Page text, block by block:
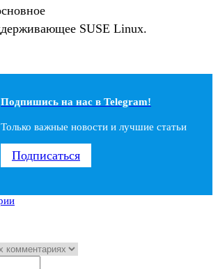
SUSE Linux.
Подпишись на наc в Telegram!
Только важные новости и лучшие статьи
Подписаться